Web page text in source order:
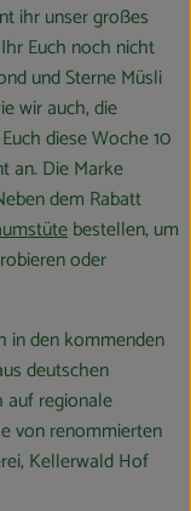
ihr unser großes
Euch noch nicht
und Sterne Müsli
wir auch, die
diese Woche 10
an. Die Marke
dem Rabatt
bestellen, um
oder
in den kommenden
deutschen
auf regionale
von renommierten
Kellerwald Hof